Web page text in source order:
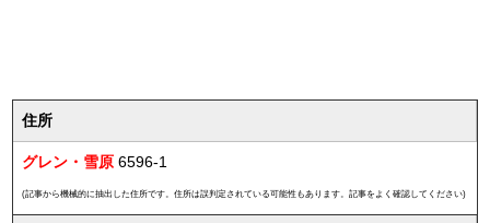
住所
グレン・雪原 6596-1
(記事から機械的に抽出した住所です。住所は誤判定されている可能性もあります。記事をよく確認してください)